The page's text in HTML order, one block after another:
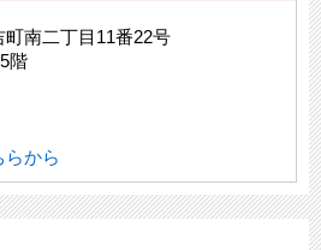
町南二丁目11番22号
階
らから